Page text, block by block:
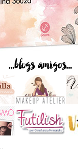
...blogs amigos...